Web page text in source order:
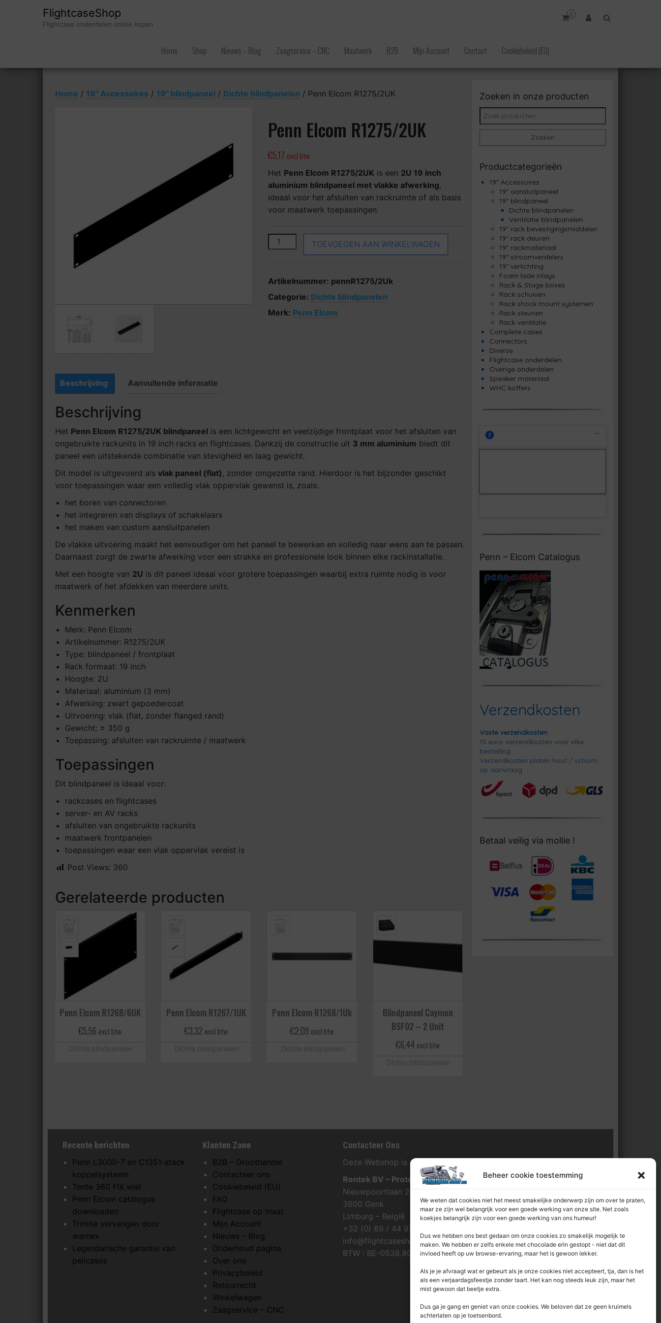
Beheer cookie toestemming
We weten dat cookies niet het meest smakelijke onderwerp zijn om over te praten,
maar ze zijn wel belangrijk voor een goede werking van onze site. Net zoals
koekjes belangrijk zijn voor een goede werking van ons humeur!
Dus we hebben ons best gedaan om onze cookies zo smakelijk mogelijk te
maken. We hebben er zelfs enkele met chocolade erin gestopt - niet dat dit
invloed heeft op uw browse-ervaring, maar het is gewoon lekker.
Als je je afvraagt ​​wat er gebeurt als je onze cookies niet accepteert, tja, dan is het
als een verjaardagsfeestje zonder taart. Het kan nog steeds leuk zijn, maar het
mist gewoon dat beetje extra.
Dus ga je gang en geniet van onze cookies. We beloven dat ze geen kruimels
achterlaten op je toetsenbord.
FlightcaseShop
Flightcase onderdelen online kopen
0
Home Shop Nieuws – Blog Zaagservice – CNC Maatwerk B2B Mijn Account Contact Cookiebeleid (EU)
Home / 19" Accessoires / 19" blindpaneel / Dichte blindpanelen / Penn Elcom R1275/2UK
Penn Elcom R1275/2UK
€5,17 excl btw
Het Penn Elcom R1275/2UKis een 2U 19 inch
aluminium blindpaneel met vlakke afwerking,
ideaal voor het afsluiten van rackruimte of als basis
voor maatwerk toepassingen.
Penn Elcom R1275/2UK aantal
TOEVOEGEN AAN WINKELWAGEN
Artikelnummer: pennR1275/2Uk
Categorie: Dichte blindpanelen
Merk: Penn Elcom
Beschrijving Aanvullende informatie
Beschrijving
Het Penn Elcom R1275/2UK blindpaneel is een lichtgewicht en veelzijdige frontplaat voor het afsluiten van
ongebruikte rackunits in 19 inch racks en flightcases. Dankzij de constructie uit 3 mm aluminium biedt dit
paneel een uitstekende combinatie van stevigheid en laag gewicht.
Dit model is uitgevoerd als vlak paneel (flat) , zonder omgezette rand. Hierdoor is het bijzonder geschikt
voor toepassingen waar een volledig vlak oppervlak gewenst is, zoals:
het boren van connectoren
het integreren van displays of schakelaars
het maken van custom aansluitpanelen
De vlakke uitvoering maakt het eenvoudiger om het paneel te bewerken en volledig naar wens aan te passen.
Daarnaast zorgt de zwarte afwerking voor een strakke en professionele look binnen elke rackinstallatie.
Met een hoogte van 2U is dit paneel ideaal voor grotere toepassingen waarbij extra ruimte nodig is voor
maatwerk of het afdekken van meerdere units.
Kenmerken
Merk: Penn Elcom
Artikelnummer: R1275/2UK
Type: blindpaneel / frontplaat
Rack formaat: 19 inch
Hoogte: 2U
Materiaal: aluminium (3 mm)
Afwerking: zwart gepoedercoat
Uitvoering: vlak (flat, zonder flanged rand)
Gewicht: ± 350 g
Toepassing: afsluiten van rackruimte / maatwerk
Toepassingen
Dit blindpaneel is ideaal voor:
rackcases en flightcases
server- en AV racks
afsluiten van ongebruikte rackunits
maatwerk frontpanelen
toepassingen waar een vlak oppervlak vereist is
Post Views: 360
Gerelateerde producten
Penn Elcom R1268/6UK
€5,56 excl btw
Dichte blindpanelen
Penn Elcom R1267/1UK
€3,32 excl btw
Dichte blindpanelen
Penn Elcom R1268/1Uk
€2,09 excl btw
Dichte blindpanelen
Blindpaneel Caymon
BSF02 – 2 Unit
€6,44 excl btw
Dichte blindpanelen
Zoeken in onze producten
Zoeken naar:
Zoeken
Productcategorieën
19" Accessoires
19" aansluitpaneel
19" blindpaneel
Dichte blindpanelen
Ventilatie blindpanelen
19" rack bevestigingsmiddelen
19" rack deuren
19" rackmateriaal
19" stroomverdelers
19" verlichting
Foam lade inlays
Rack & Stage boxes
Rack schuiven
Rack shock mount systemen
Rack steunen
Rack ventilatie
Complete cases
Connectors
Diverse
Flightcase onderdelen
Overige onderdelen
Speaker materiaal
WHC koffers
Penn – Elcom Catalogus
Verzendkosten
Vaste verzendkosten
15 euro verzendkosten voor elke
bestelling.
Verzendkosten platen hout / schuim
op aanvraag
Betaal veilig via mollie !
Recente berichten
Penn L3000-7 en C1351-stack
koppelsysteem
Tente 360 FIX wiel
Penn Elcom catalogus
downloaden
Trimite vervangen door
warnex
Legendarische garantie van
pelicases
Klanten Zone
B2B – Groothandel
Contacteer ons
Cookiebeleid (EU)
FAQ
Flightcase op maat
Mijn Account
Nieuws – Blog
Onderhoud pagina
Over ons
Privacybeleid
Retourrecht
Winkelwagen
Zaagservice – CNC
Contacteer Ons
Deze Webshop is onderdeel van:
Rentek BV – Protekt
Nieuwpoortlaan 21 / 1
3600 Genk
Limburg – België
+32 (0) 89 / 44 92 07
info@flightcaseshop.be
BTW : BE-0538.802.039